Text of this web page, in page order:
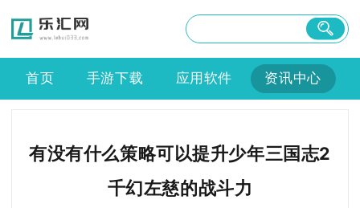
首页 手游下载 应用软件 资讯中心
有没有什么策略可以提升少年三国志2
千幻左慈的战斗力